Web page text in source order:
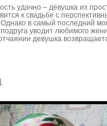
удачно – девушка из
к свадьбе с
в самый последний
уводит любимого
девушка